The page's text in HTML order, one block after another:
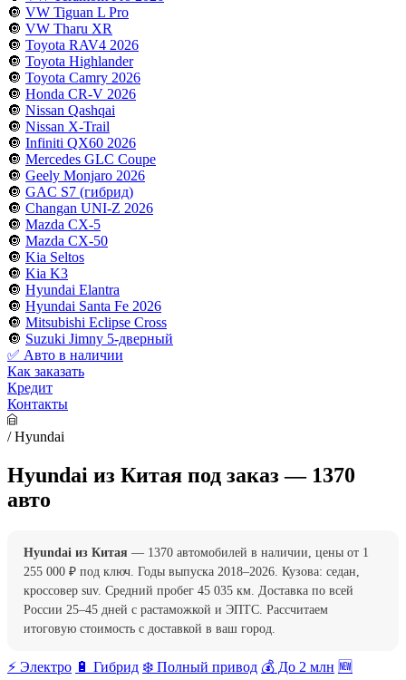
🔘 VW Tiguan L Pro
🔘 VW Tharu XR
🔘 Toyota RAV4 2026
🔘 Toyota Highlander
🔘 Toyota Camry 2026
🔘 Honda CR-V 2026
🔘 Nissan Qashqai
🔘 Nissan X-Trail
🔘 Infiniti QX60 2026
🔘 Mercedes GLC Coupe
🔘 Geely Monjaro 2026
🔘 GAC S7 (гибрид)
🔘 Changan UNI-Z 2026
🔘 Mazda CX-5
🔘 Mazda CX-50
🔘 Kia Seltos
🔘 Kia K3
🔘 Hyundai Elantra
🔘 Hyundai Santa Fe 2026
🔘 Mitsubishi Eclipse Cross
🔘 Suzuki Jimny 5-дверный
✅ Авто в наличии
Как заказать
Кредит
Контакты
/Hyundai
Hyundai из Китая под заказ — 1370
авто
Hyundai из Китая — 1370 автомобилей в наличии, цены от 1
255 000 ₽ под ключ. Годы выпуска 2018–2026. Кузова: седан,
кроссовер suv. Средний пробег 45 035 км. Доставка по всей
России 25–45 дней с растаможкой и ЭПТС. Рассчитаем
итоговую стоимость с доставкой в ваш город.
⚡️ Электро 🔋 Гибрид ❄️ Полный привод 💰 До 2 млн 🆕